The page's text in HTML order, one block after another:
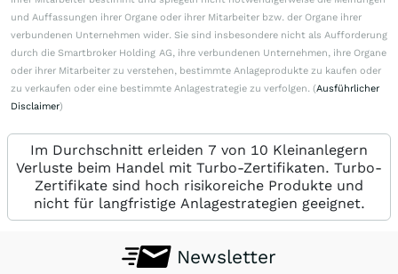
und Auffassungen ihrer Organe oder ihrer Mitarbeiter bzw. der Organe ihrer
verbundenen Unternehmen wider. Sie sind insbesondere nicht als Aufforderung
durch die Smartbroker Holding AG, ihre verbundenen Unternehmen, ihre Organe
oder ihrer Mitarbeiter zu verstehen, bestimmte Anlageprodukte zu kaufen oder
zu verkaufen oder eine bestimmte Anlagestrategie zu verfolgen. (Ausführlicher
Disclaimer)
Im Durchschnitt erleiden 7 von 10 Kleinanlegern
Verluste beim Handel mit Turbo-Zertifikaten. Turbo-
Zertifikate sind hoch risikoreiche Produkte und
nicht für langfristige Anlagestrategien geeignet.
Newsletter